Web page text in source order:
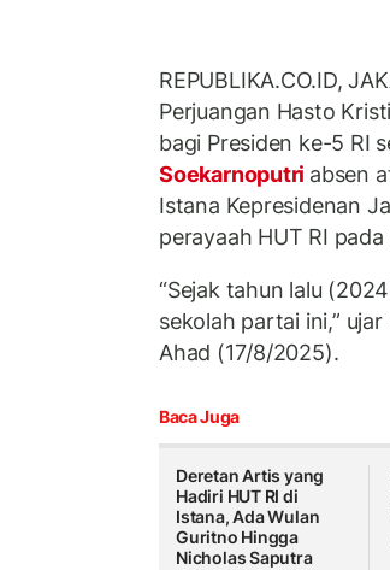
REPUBLIKA.CO.ID,
Perjuangan Hasto
bagi Presiden ke-5 RI
Soekarnoputri absen
Istana Kepresidenan
perayaah HUT RI
“Sejak tahun lalu
sekolah partai ini,”
Ahad (17/8/2025).
Baca Juga
Deretan Artis yang
Hadiri HUT RI di
Istana, Ada Wulan
Guritno Hingga
Nicholas Saputra